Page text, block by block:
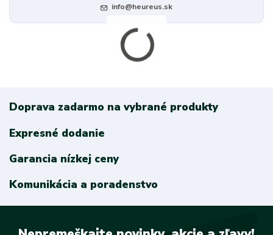
info@heureus.sk
Doprava zadarmo na vybrané produkty
Expresné dodanie
Garancia nízkej ceny
Komunikácia a poradenstvo